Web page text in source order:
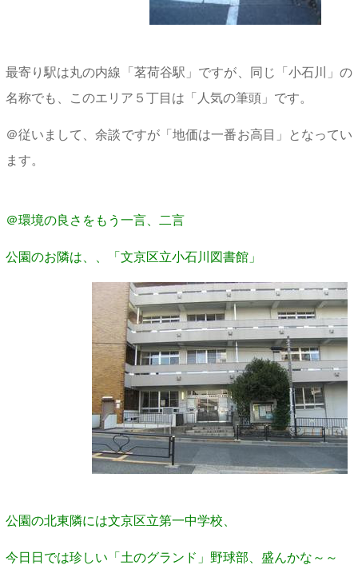
最寄り駅は丸の内線「茗荷谷駅」ですが、同じ「小石川」の
名称でも、このエリア５丁目は「人気の筆頭」です。
＠従いまして、余談ですが「地価は一番お高目」となってい
ます。
＠環境の良さをもう一言、二言
公園のお隣は、、 「文京区立小石川図書館」
公園の北東隣には文京区立第一中学校、
今日日では珍しい「土のグランド」野球部、盛んかな～～